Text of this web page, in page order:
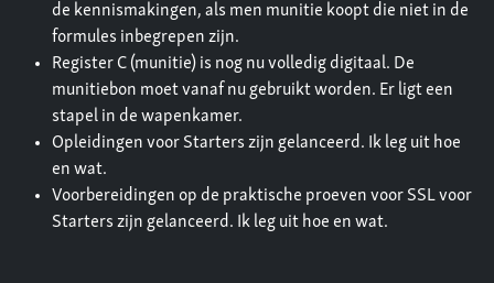
de kennismakingen, als men munitie koopt die niet in de
formules inbegrepen zijn.
Register C (munitie) is nog nu volledig digitaal. De
munitiebon moet vanaf nu gebruikt worden. Er ligt een
stapel in de wapenkamer.
Opleidingen voor Starters zijn gelanceerd. Ik leg uit hoe
en wat.
Voorbereidingen op de praktische proeven voor SSL voor
Starters zijn gelanceerd. Ik leg uit hoe en wat.